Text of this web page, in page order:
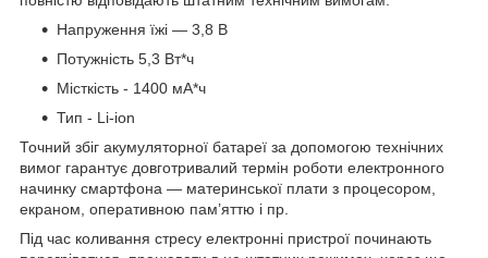
Напруження їжі — 3,8 В
Потужність 5,3 Вт*ч
Місткість - 1400 мА*ч
Тип - Li-ion
Точний збіг акумуляторної батареї за допомогою технічних
вимог гарантує довготривалий термін роботи електронного
начинку смартфона — материнської плати з процесором,
екраном, оперативною пам’яттю і пр.
Під час коливання стресу електронні пристрої починають